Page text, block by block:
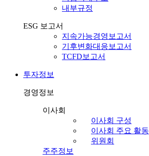
내부규정
ESG 보고서
지속가능경영보고서
기후변화대응보고서
TCFD보고서
투자정보
경영정보
이사회
이사회 구성
이사회 주요 활동
위원회
주주정보